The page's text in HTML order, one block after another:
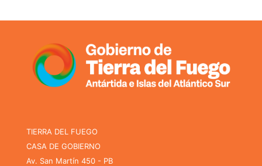
TIERRA DEL FUEGO
CASA DE GOBIERNO
Av. San Martín 450 - PB